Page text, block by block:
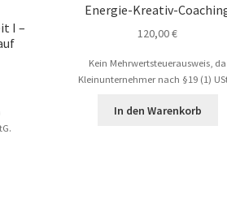
I –
Energie-Kreativ-
120,00€
Kein Mehrwertsteuerausweis, da
Kleinunternehmer nach §19 (1)
In den Warenkorb